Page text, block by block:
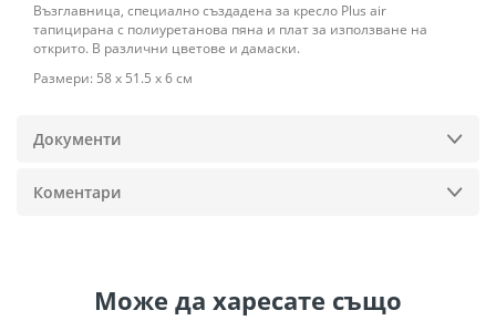
Възглавница, специално създадена за кресло Plus air
тапицирана с полиуретанова пяна и плат за използване на
открито. В различни цветове и дамаски.
Размери: 58 х 51.5 х 6 см
Документи
Коментари
Може да харесате също